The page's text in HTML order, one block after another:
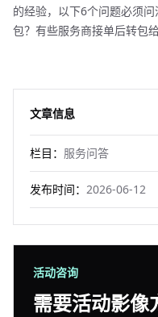
的经验，以下6个问题必须
包？有些服务商接单后转包
文章信息
栏目： 服务问答
发布时间： 2026-06-12
活动咨询
需要活动影像